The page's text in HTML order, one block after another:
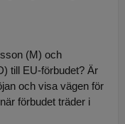
(M) och
till EU-förbudet? Är
och visa vägen för
förbudet träder i